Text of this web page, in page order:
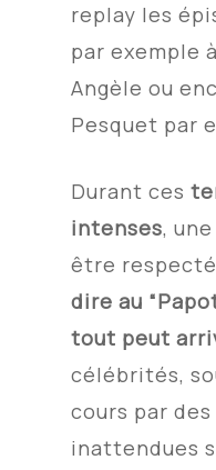
replay les
par exemple
Angèle ou
Pesquet par
Durant ces
intenses,
être
dire au
tout peut
célébrités,
cours par
inattendues